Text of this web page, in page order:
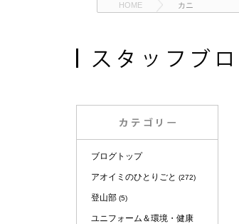
HOME カニ
ブログトップ
アオイミのひとりごと (272)
登山部 (5)
ユニフォーム＆環境・健康